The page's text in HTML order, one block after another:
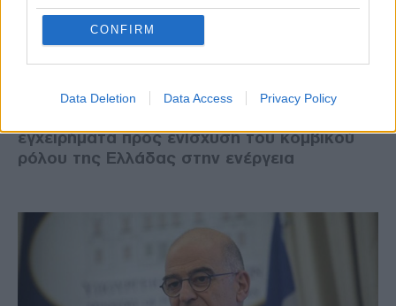
CONFIRM
Data Deletion Data Access Privacy Policy
Φραγκογιάννης: Σε εξέλιξη πολλά
εγχειρήματα προς ενίσχυση του
κομβικού ρόλου της Ελλάδας στην
εγχειρήματα προς ενίσχυση του κομβικού
ρόλου της Ελλάδας στην ενέργεια